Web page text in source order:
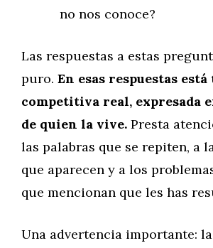
no nos conoce?
Las respuestas a estas
puro. En esas respuestas
competitiva real, expresada
de quien la vive. Presta
las palabras que se repiten, a
que aparecen y a los
que mencionan que les has
Una advertencia importante: